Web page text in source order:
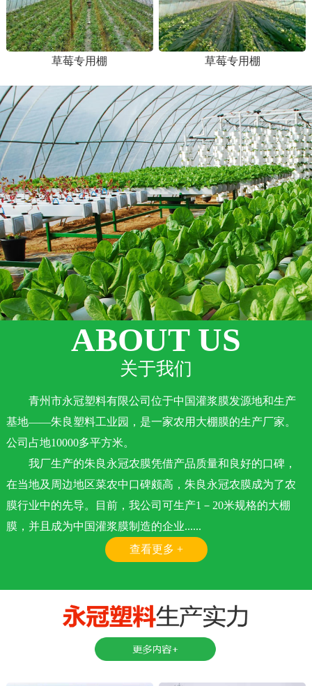
草莓专用棚 草莓专用棚
ABOUT US
关于我们
青州市永冠塑料有限公司位于中国灌浆膜发源地和生产
基地——朱良塑料工业园，是一家农用大棚膜的生产厂家。
公司占地10000多平方米。
我厂生产的朱良永冠农膜凭借产品质量和良好的口碑，
在当地及周边地区菜农中口碑颇高，朱良永冠农膜成为了农
膜行业中的先导。目前，我公司可生产1－20米规格的大棚
膜，并且成为中国灌浆膜制造的企业......
查看更多 +